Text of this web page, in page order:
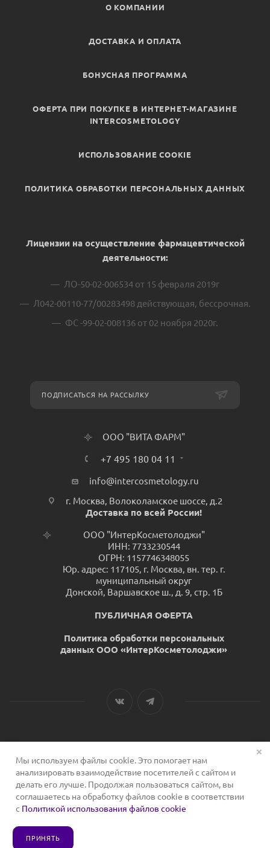
О КОМПАНИИ
ДОСТАВКА И ОПЛАТА
БОНУСНАЯ ПРОГРАММА
ОФЕРТА ПРИ ПОКУПКЕ В ИНТЕРНЕТ-МАГАЗИНЕ
INTERCOSMETOLOGY
ИСПОЛЬЗОВАНИЕ COOKIE
ПОЛИТИКА ОБРАБОТКИ ПЕРСОНАЛЬНЫХ ДАННЫХ
Лицензии на осуществление фармацевтической
деятельности:
ЛО-50-02-006534 от 15 февраля 2019г
Л042-00110-77/00283498 действующая, бессрочная.
ФС -99-02-008136 от 02 ноября 2020г.
ПОДПИСАТЬСЯ НА РАССЫЛКУ
ООО "ВИТА ФАРМ"
+7 495 180 04 11
info@intercosmetology.ru
г. Москва, Волоколамское шоссе, д.2
Доставка по всей России!
ООО "ИнтерКосметолоджи"
ИНН: 7733230544
ОГРН: 1157746348055
Юр. адрес: 117105, г. Москва, вн. тер. г.
муниципальный округ
Донской, Варшавское ш., д. 9, стр. 1Б
ПУБЛИЧНАЯ ОФЕРТА
Политика обработки персональных
данных ООО «ИнтерКосметолоджи»
2026 © Сервис для косметологов
Мы используем файлы cookie. Это помогает нам
анализировать взаимодействие посетителей с сайтом и
делать его лучше. Продолжая пользоваться сайтом, вы
соглашаетесь на обработку файлов cookie в соответствии
с Политикой использования файлов cookie
ПРИНЯТЬ